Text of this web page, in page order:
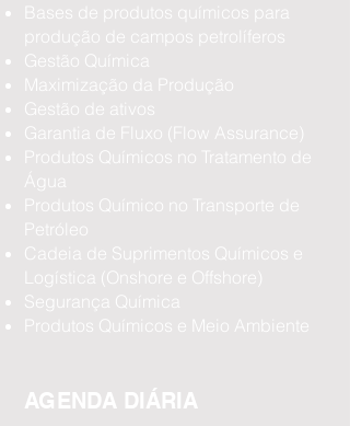
Bases de produtos químicos para
produção de campos petrolíferos
Gestão Química
Maximização da Produção
Gestão de ativos
Garantia de Fluxo (Flow Assurance)
Produtos Químicos no Tratamento de
Água
Produtos Químico no Transporte de
Petróleo
Cadeia de Suprimentos Químicos e
Logística (Onshore e Offshore)
Segurança Química
Produtos Químicos e Meio Ambiente
AGENDA DIÁRIA